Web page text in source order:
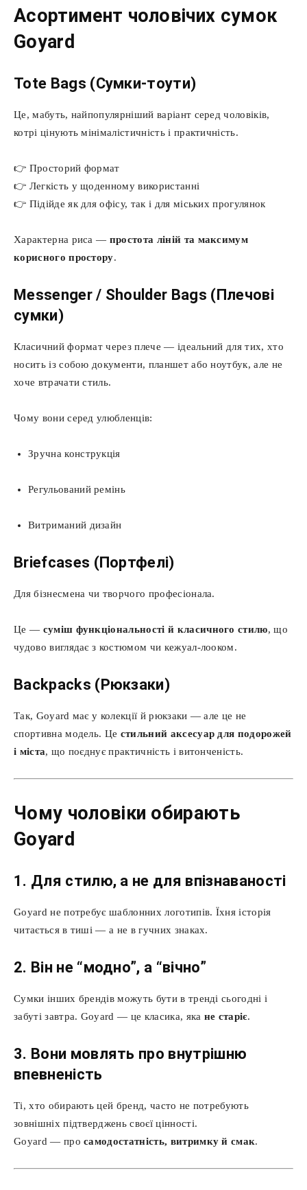
Асортимент чоловічих сумок
Goyard
Tote Bags (Сумки-тоути)
Це, мабуть, найпопулярніший варіант серед чоловіків,
котрі цінують мінімалістичність і практичність.
👉 Просторий формат
👉 Легкість у щоденному використанні
👉 Підійде як для офісу, так і для міських прогулянок
Характерна риса — простота ліній та максимум
корисного простору.
Messenger / Shoulder Bags (Плечові
сумки)
Класичний формат через плече — ідеальний для тих, хто
носить із собою документи, планшет або ноутбук, але не
хоче втрачати стиль.
Чому вони серед улюбленців:
Зручна конструкція
Регульований ремінь
Витриманий дизайн
Briefcases (Портфелі)
Для бізнесмена чи творчого професіонала.
Це — суміш функціональності й класичного стилю, що
чудово виглядає з костюмом чи кежуал-лооком.
Backpacks (Рюкзаки)
Так, Goyard має у колекції й рюкзаки — але це не
спортивна модель. Це стильний аксесуар для подорожей
і міста, що поєднує практичність і витонченість.
Чому чоловіки обирають
Goyard
1. Для стилю, а не для впізнаваності
Goyard не потребує шаблонних логотипів. Їхня історія
читається в тиші — а не в гучних знаках.
2. Він не “модно”, а “вічно”
Сумки інших брендів можуть бути в тренді сьогодні і
забуті завтра. Goyard — це класика, яка не старіє.
3. Вони мовлять про внутрішню
впевненість
Ті, хто обирають цей бренд, часто не потребують
зовнішніх підтверджень своєї цінності.
Goyard — просамодостатність, витримку й смак.